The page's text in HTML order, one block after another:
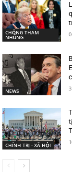
CHỐNG THAM
NHŨNG
NEWS
CHÍNH TRỊ - XÃ HỘI